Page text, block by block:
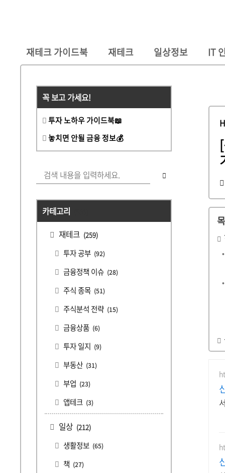
재테크 가이드북 재테크 일상정보 IT
꼭 보고 가세요!
투자 노하우 가이드북📖
놓치면 안될 금융 정보💰
카테고리
재테크 (259)
투자 공부 (92)
금융정책 이슈 (28)
주식 종목 (51)
주식분석 전략 (15)
금융상품 (6)
투자 일지 (9)
부동산 (31)
부업 (23)
앱테크 (3)
일상 (212)
생활정보 (65)
책 (27)
[